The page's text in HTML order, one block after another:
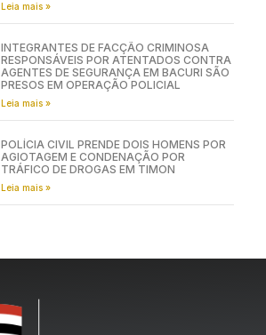
Leia mais »
INTEGRANTES DE FACÇÃO CRIMINOSA
RESPONSÁVEIS POR ATENTADOS CONTRA
AGENTES DE SEGURANÇA EM BACURI SÃO
PRESOS EM OPERAÇÃO POLICIAL
Leia mais »
POLÍCIA CIVIL PRENDE DOIS HOMENS POR
AGIOTAGEM E CONDENAÇÃO POR
TRÁFICO DE DROGAS EM TIMON
Leia mais »